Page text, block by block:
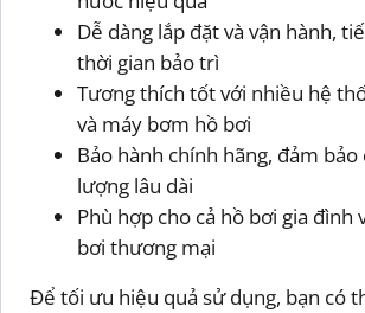
Dễ dàng lắp đặt và vận hành,
thời gian bảo trì
Tương thích tốt với nhiều hệ
và máy bơm hồ bơi
Bảo hành chính hãng, đảm bảo
lượng lâu dài
Phù hợp cho cả hồ bơi gia đình
bơi thương mại
Để tối ưu hiệu quả sử dụng, bạn có